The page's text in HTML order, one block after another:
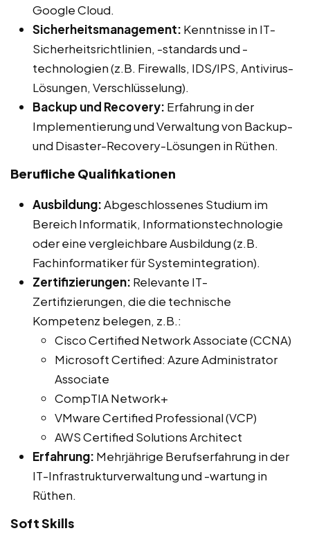
Google Cloud.
Sicherheitsmanagement: Kenntnisse in IT-
Sicherheitsrichtlinien, -standards und -
technologien (z.B. Firewalls, IDS/IPS, Antivirus-
Lösungen, Verschlüsselung).
Backup und Recovery: Erfahrung in der
Implementierung und Verwaltung von Backup-
und Disaster-Recovery-Lösungen in Rüthen.
Berufliche Qualifikationen
Ausbildung:Abgeschlossenes Studium im
Bereich Informatik, Informationstechnologie
oder eine vergleichbare Ausbildung (z.B.
Fachinformatiker für Systemintegration).
Zertifizierungen: Relevante IT-
Zertifizierungen, die die technische
Kompetenz belegen, z.B.:
Cisco Certified Network Associate (CCNA)
Microsoft Certified: Azure Administrator
Associate
CompTIA Network+
VMware Certified Professional (VCP)
AWS Certified Solutions Architect
Erfahrung: Mehrjährige Berufserfahrung in der
IT-Infrastrukturverwaltung und -wartung in
Rüthen.
Soft Skills